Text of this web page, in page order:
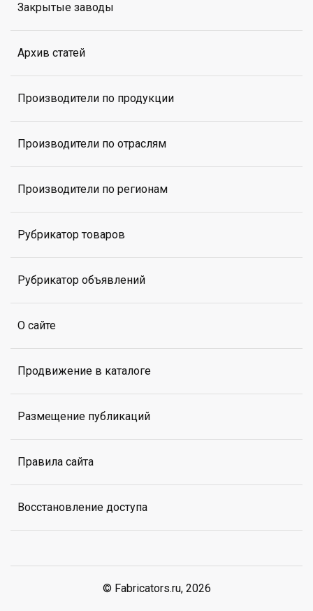
Закрытые заводы
Архив статей
Производители по продукции
Производители по отраслям
Производители по регионам
Рубрикатор товаров
Рубрикатор объявлений
О сайте
Продвижение в каталоге
Размещение публикаций
Правила сайта
Восстановление доступа
© Fabricators.ru, 2026